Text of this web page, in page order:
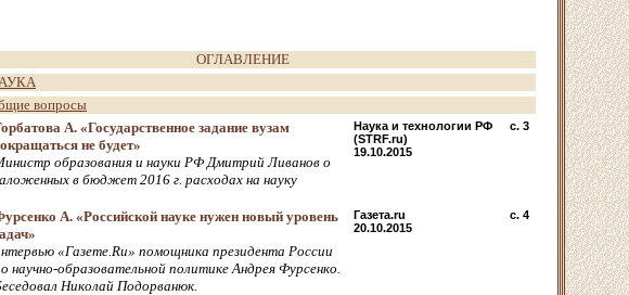
ОГЛАВЛЕНИЕ
вопросы
А. «Государственное задание вузам
не будет»
образования и науки РФ Дмитрий Ливанов о
в бюджет 2016 г. расходах на науку
Наука и технологии РФ
(STRF.ru)
19.10.2015
c. 3
А. «Российской науке нужен новый уровень
«Газете.Ru» помощника президента России
научно-образовательной политике Андрея Фурсенко.
Николай Подорванюк.
Газета.ru
20.10.2015
c. 4